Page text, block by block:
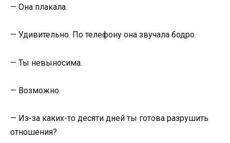
— Она плакала.
— Удивительно. По телефону она звучала бодро.
— Ты невыносима.
— Возможно.
— Из-за каких-то десяти дней ты готова разрушить
отношения?